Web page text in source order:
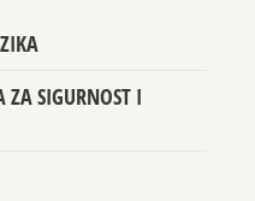
SIGURNOST I